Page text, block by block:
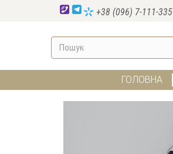
+38 (096) 7-111-335
ГОЛОВНА